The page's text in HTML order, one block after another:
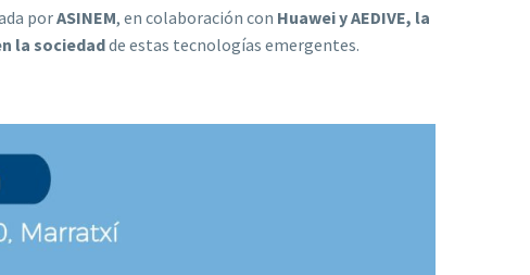
porASINEM, en colaboración con Huawei y AEDIVE, la
la sociedadde estas tecnologías emergentes.